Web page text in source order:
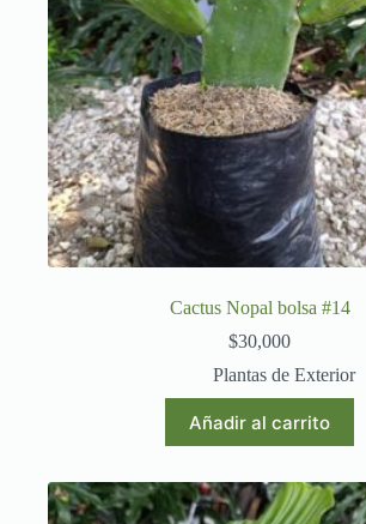
Cactus Nopal bolsa #14
$30,000
Plantas de Exterior
Añadir al carrito